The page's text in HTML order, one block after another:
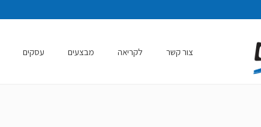
עסקים מבצעים לקריאה צור קשר